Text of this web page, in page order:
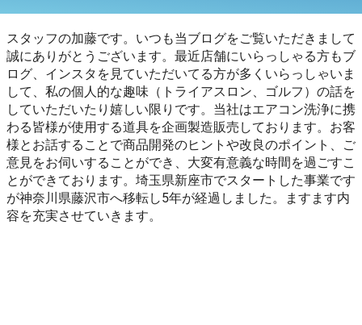
スタッフの加藤です。いつも当ブログをご覧いただきまして
誠にありがとうございます。最近店舗にいらっしゃる方もブ
ログ、インスタを見ていただいてる方が多くいらっしゃいま
して、私の個人的な趣味（トライアスロン、ゴルフ）の話を
していただいたり嬉しい限りです。当社はエアコン洗浄に携
わる皆様が使用する道具を企画製造販売しております。お客
様とお話することで商品開発のヒントや改良のポイント、ご
意見をお伺いすることができ、大変有意義な時間を過ごすこ
とができております。埼玉県新座市でスタートした事業です
が神奈川県藤沢市へ移転し5年が経過しました。ますます内
容を充実させていきます。